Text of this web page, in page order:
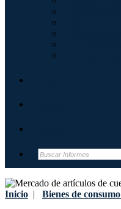
Inicio | Bienes de consumo